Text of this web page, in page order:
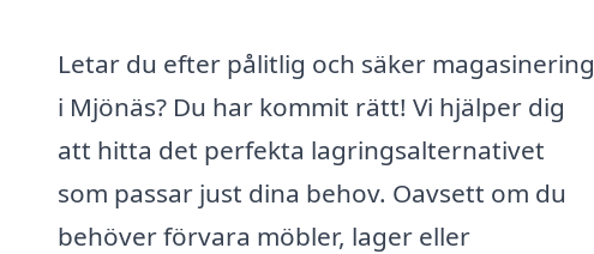
Letar du efter pålitlig och säker magasinering
i Mjönäs? Du har kommit rätt! Vi hjälper dig
att hitta det perfekta lagringsalternativet
som passar just dina behov. Oavsett om du
behöver förvara möbler, lager eller